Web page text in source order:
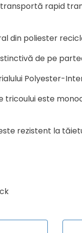
rapid
din poliester
de pe
Polyester-
este
rezistent la